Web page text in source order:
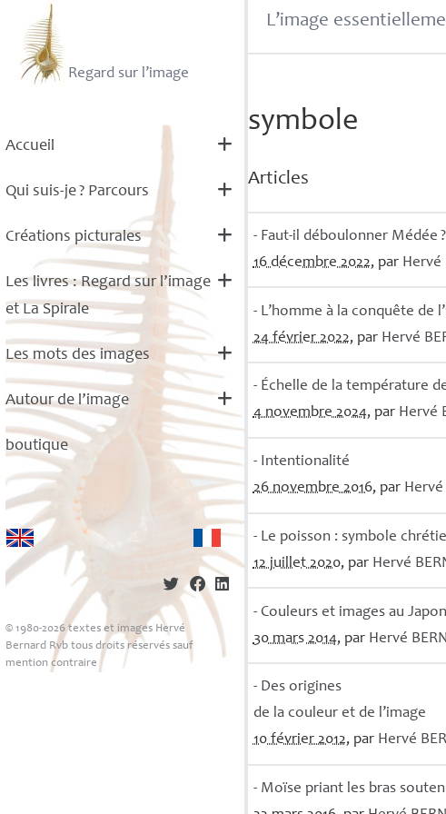
Regard sur l’image
Accueil
Qui suis-je? Parcours
Créations picturales
Les livres : Regard sur l’image
et La Spirale
Les mots des images
Autour de l’image
boutique
© 1980-2026 textes et images Hervé
Bernard Rvb tous droits réservés sauf
mention contraire
L’image
symbole
Articles
- Faut-il déboulonner Médée ?
16 décembre 2022, par Hervé
- L’homme à la conquête de
24 février 2022, par Hervé
- Échelle de la température
4 novembre 2024, par Hervé
- Intentionalité
26 novembre 2016, par Hervé
- Le poisson : symbole
12 juillet 2020, par Hervé
- Couleurs et images au Japon
30 mars 2014, par Hervé
- Des origines
de la couleur et de l’image
10 février 2012, par Hervé
- Moïse priant les bras